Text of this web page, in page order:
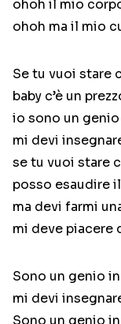
ohoh il mio
ohoh ma il mio
Se tu vuoi stare
baby c’è un
io sono un
mi devi
se tu vuoi stare
posso esaudire
ma devi farmi
mi deve piacere
Sono un genio
mi devi
Sono un genio